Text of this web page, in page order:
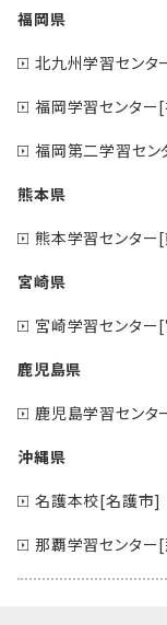
福岡県
北九州学習セン
福岡学習センター
福岡第二学習セン
熊本県
熊本学習センター
宮崎県
宮崎学習センター
鹿児島県
鹿児島学習セン
沖縄県
名護本校[名護市]
那覇学習センター